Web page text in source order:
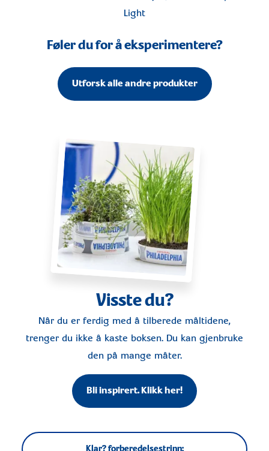
Light
Føler du for å eksperimentere?
Utforsk alle andre produkter
Visste du?
Når du er ferdig med å tilberede måltidene,
trenger du ikke å kaste boksen. Du kan gjenbruke
den på mange måter.
Bli inspirert. Klikk her!